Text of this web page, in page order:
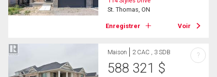
St. Thomas, ON
Enregistrer Voir
Maison 2 CAC , 3 SDB
588 321 $
?